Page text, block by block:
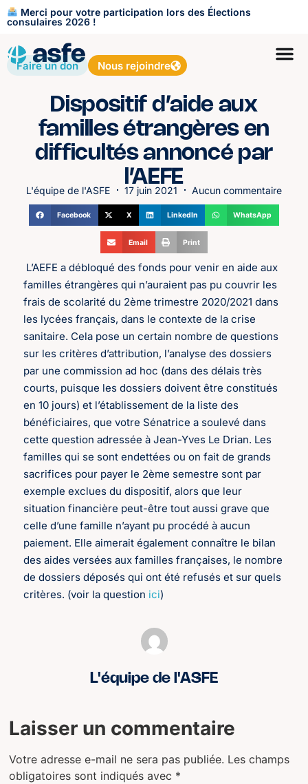
Merci pour votre participation lors des Élections
consulaires 2026 !
Faire un don Nous rejoindre
Dispositif d’aide aux
familles étrangères en
difficultés annoncé par
l’AEFE
L'équipe de l'ASFE 17 juin 2021 Aucun commentaire
Facebook X LinkedIn WhatsApp
Email Print
L’AEFE a débloqué des fonds pour venir en aide aux
familles étrangères qui n’auraient pas pu couvrir les
frais de scolarité du 2ème trimestre 2020/2021 dans
les lycées français, dans le contexte de la crise
sanitaire. Cela pose un certain nombre de questions
sur les critères d’attribution, l’analyse des dossiers
par une commission ad hoc (dans des délais très
courts, puisque les dossiers doivent être constitués
en 10 jours) et l’établissement de la liste des
bénéficiaires, que votre Sénatrice a soulevé dans
cette question adressée à Jean-Yves Le Drian. Les
familles qui se sont endettées ou on fait de grands
sacrifices pour payer le 2ème semestre sont par
exemple exclues du dispositif, alors que leur
situation financière peut-être tout aussi grave que
celle d’une famille n’ayant pu procédé à aucun
paiement. Elle aimerait également connaître le bilan
des aides versées aux familles françaises, le nombre
de dossiers déposés qui ont été refusés et sur quels
critères. (voir la question ici)
L'équipe de l'ASFE
Laisser un commentaire
Votre adresse e-mail ne sera pas publiée. Les champs
obligatoires sont indiqués avec *